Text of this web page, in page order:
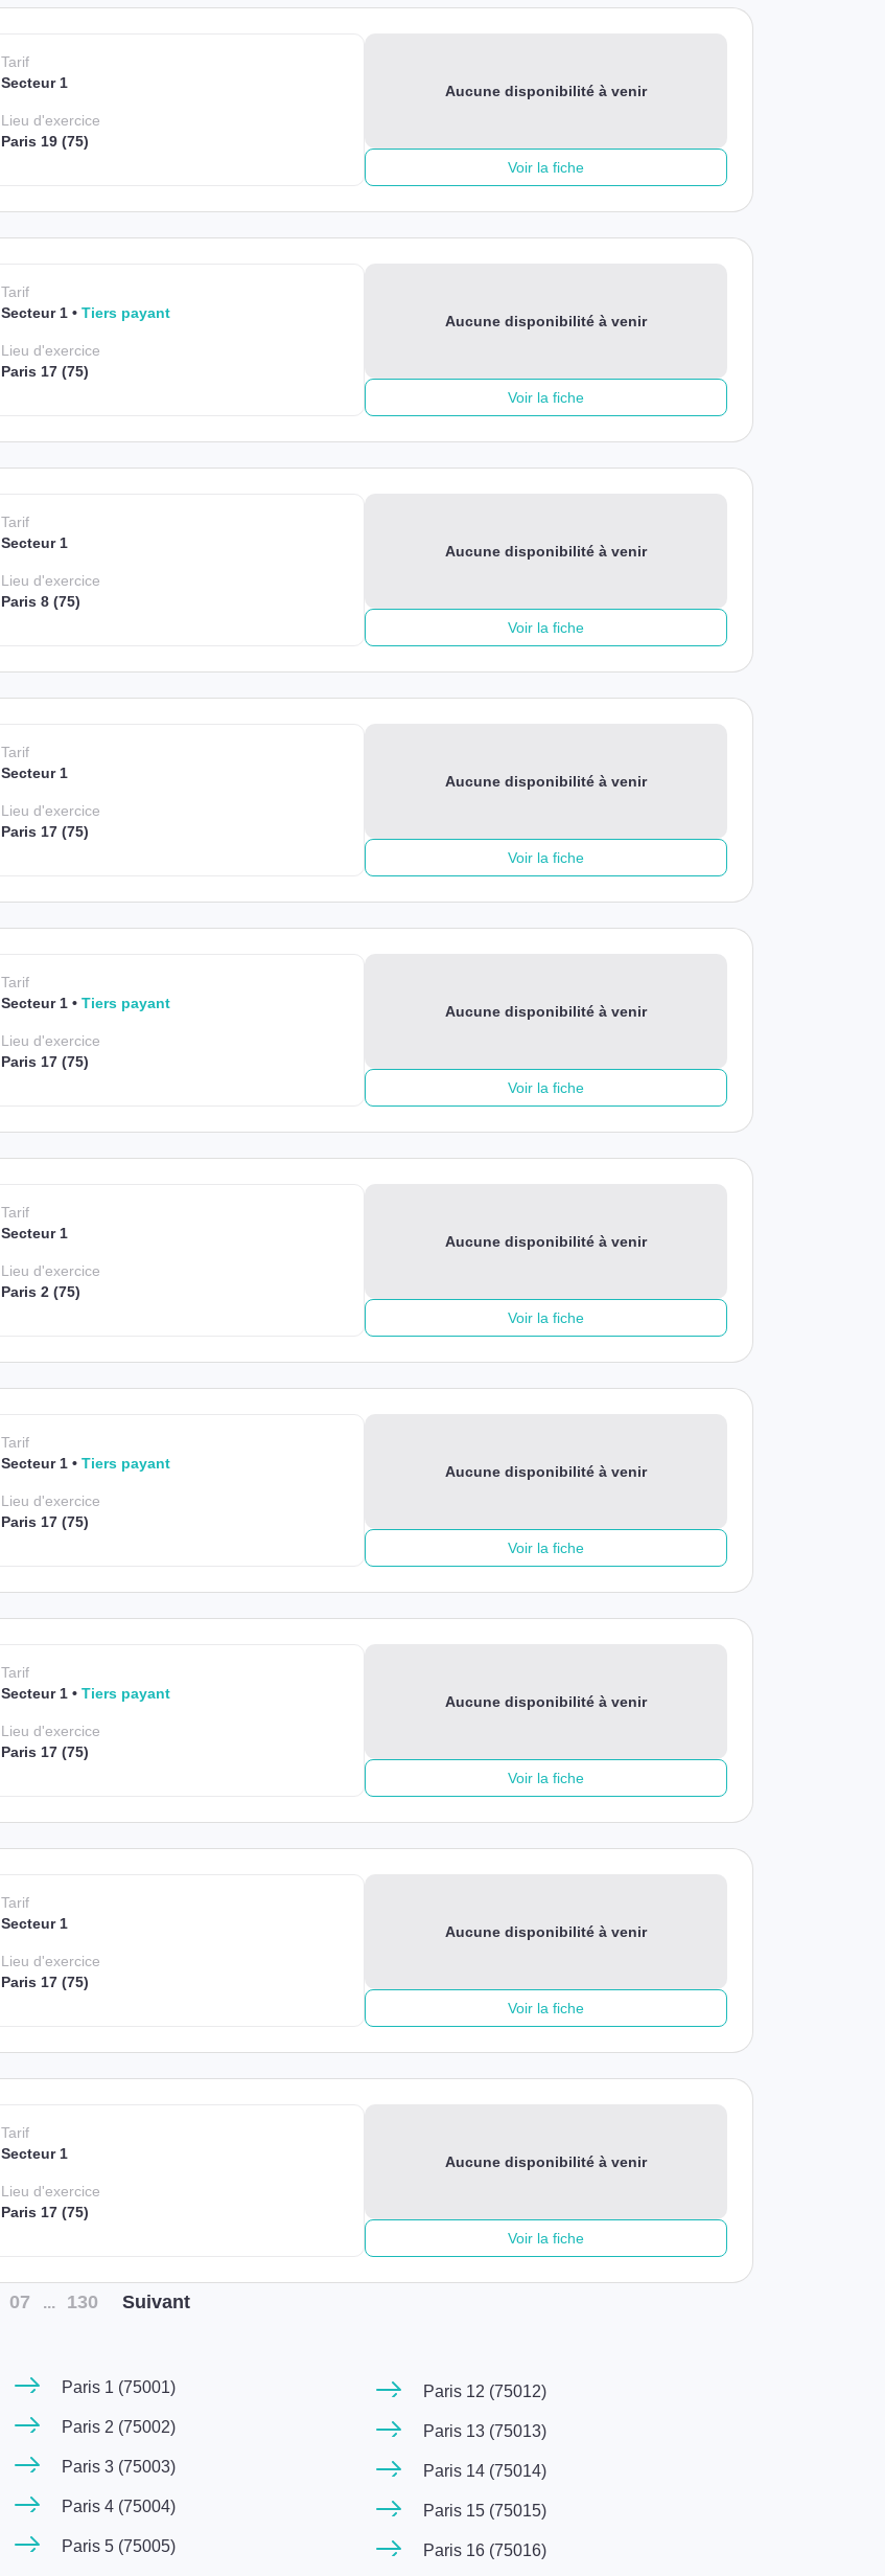
Tarif
Secteur 1
Lieud'exercice
Paris 19 (75)
Aucune disponibilité à venir
Voir la fiche
Tarif
Secteur 1
Tiers payant
Lieud'exercice
Paris 17 (75)
Aucune disponibilité à venir
Voir la fiche
Tarif
Secteur 1
Lieud'exercice
Paris 8 (75)
Aucune disponibilité à venir
Voir la fiche
Tarif
Secteur 1
Lieud'exercice
Paris 17 (75)
Aucune disponibilité à venir
Voir la fiche
Tarif
Secteur 1
Tiers payant
Lieud'exercice
Paris 17 (75)
Aucune disponibilité à venir
Voir la fiche
Tarif
Secteur 1
Lieud'exercice
Paris 2 (75)
Aucune disponibilité à venir
Voir la fiche
Tarif
Secteur 1
Tiers payant
Lieud'exercice
Paris 17 (75)
Aucune disponibilité à venir
Voir la fiche
Tarif
Secteur 1
Tiers payant
Lieud'exercice
Paris 17 (75)
Aucune disponibilité à venir
Voir la fiche
Tarif
Secteur 1
Lieud'exercice
Paris 17 (75)
Aucune disponibilité à venir
Voir la fiche
Tarif
Secteur 1
Lieud'exercice
Paris 17 (75)
Aucune disponibilité à venir
Voir la fiche
07 ... 130 Suivant
Paris 1 (75001)
Paris 2 (75002)
Paris 3 (75003)
Paris 4 (75004)
Paris 5 (75005)
Paris 12 (75012)
Paris 13 (75013)
Paris 14 (75014)
Paris 15 (75015)
Paris 16 (75016)